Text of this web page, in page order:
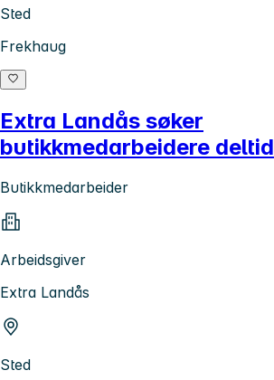
Sted
Frekhaug
Extra Landås søker
butikkmedarbeidere deltid
Butikkmedarbeider
Arbeidsgiver
Extra Landås
Sted